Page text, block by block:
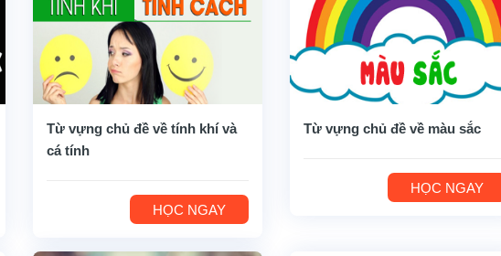
Từ vựng chủ đề về tính khí và
cá tính
HỌC NGAY
Từ vựng chủ đề về màu sắc
HỌC NGAY